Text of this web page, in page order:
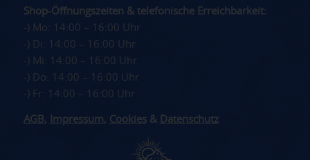
Shop-Öffnungszeiten & telefonische Erreichbarkeit:
-) Mo: 14:00 – 16:00 Uhr
-) Di: 14:00 – 16:00 Uhr
-) Mi: 14:00 – 16:00 Uhr
-) Do: 14:00 – 16:00 Uhr
-) Fr: 14:00 – 16:00 Uhr
AGB , Impressum, Cookies& Datenschutz